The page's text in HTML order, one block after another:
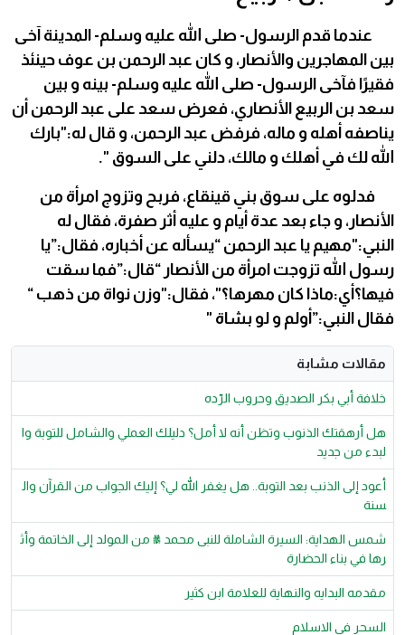
عندما قدم الرسول- صلى الله عليه وسلم- المدينة آخى
بين المهاجرين والأنصار، و كان عبد الرحمن بن عوف حينئذ
فقيرًا فآخى الرسول- صلى الله عليه وسلم- بينه و بين
سعد بن الربيع الأنصاري، فعرض سعد على عبد الرحمن أن
يناصفه أهله و ماله، فرفض عبد الرحمن، و قال له:"بارك
الله لك في أهلك و مالك، دلني على السوق ".
فدلوه على سوق بني قينقاع، فربح وتزوج امرأة من
الأنصار، و جاء بعد عدة أيام و عليه أثر صفرة، فقال له
النبي:"مهيم يا عبد الرحمن “يسأله عن أخباره، فقال:”يا
رسول الله تزوجت امرأة من الأنصار “قال:”فما سقت
فيها؟أي:ماذا كان مهرها؟"، فقال:"وزن نواة من ذهب “
فقال النبي:”أولم و لو بشاة "
مقالات مشابة
خلافة أبي بكر الصديق وحروب الرّده
هل أرهقتك الذنوب وتظن أنه لا أمل؟ دليلك العملي والشامل للتوبة وا
لبدء من جديد
أعود إلى الذنب بعد التوبة.. هل يغفر الله لي؟ إليك الجواب من القرآن وال
سنة
شمس الهداية: السيرة الشاملة للنبى محمد ﷺ من المولد إلى الخاتمة وأث
رها في بناء الحضارة
مقدمه البدايه والنهاية للعلامة ابن كثير
السحر فى الاسلام